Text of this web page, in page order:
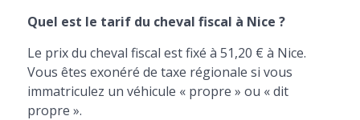
Quel est le tarif du cheval fiscal à Nice ?
Le prix du cheval fiscal est fixé à 51,20 € à Nice.
Vous êtes exonéré de taxe régionale si vous
immatriculez un véhicule « propre » ou « dit
propre ».